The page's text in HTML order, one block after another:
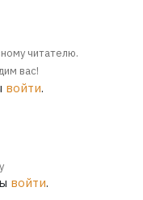
читателю.
вас!
войти.
войти.